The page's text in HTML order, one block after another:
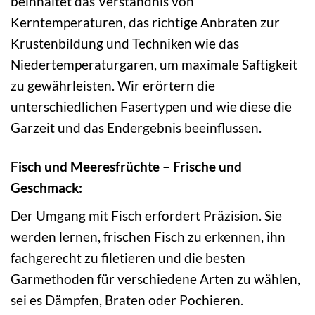
Kerntemperaturen, das richtige Anbraten zur
Krustenbildung und Techniken wie das
Niedertemperaturgaren, um maximale Saftigkeit
zu gewährleisten. Wir erörtern die
unterschiedlichen Fasertypen und wie diese die
Garzeit und das Endergebnis beeinflussen.
Fisch und Meeresfrüchte – Frische und
Geschmack:
Der Umgang mit Fisch erfordert Präzision. Sie
werden lernen, frischen Fisch zu erkennen, ihn
fachgerecht zu filetieren und die besten
Garmethoden für verschiedene Arten zu wählen,
sei es Dämpfen, Braten oder Pochieren.